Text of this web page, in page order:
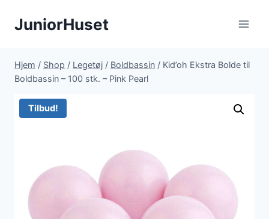
JuniorHuset
Hjem / Shop / Legetøj / Boldbassin / Kid’oh Ekstra Bolde til
Boldbassin – 100 stk. – Pink Pearl
Tilbud!